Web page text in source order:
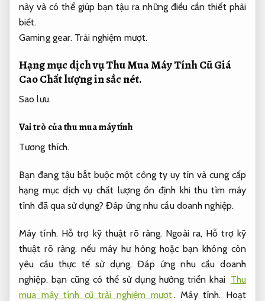
này và có thể giúp bạn tậu ra những điều cần thiết phải
biết.
Gaming gear. Trải nghiệm mượt.
Hạng mục dịch vụ Thu Mua Máy Tính Cũ Giá
CaoChất lượng in sắc nét.
Sao lưu.
Vai trò của thu mua máy tính
Tương thích.
Bạn đang tậu bắt buộc một công ty uy tín và cung cấp
hạng mục dịch vụ chất lượng ổn định khi thu tìm máy
tính đã qua sử dụng?Đáp ứng nhu cầu doanh nghiệp.
Máy tính. Hỗ trợ kỹ thuật rõ ràng. Ngoài ra, Hỗ trợ kỹ
thuật rõ ràng. nếu máy hư hỏng hoặc bạn không còn
yêu cầu thực tế sử dụng,Đáp ứng nhu cầu doanh
nghiệp. bạn cũng có thể sử dụng hướng triển khai Thu
mua máy tính cũ trải nghiệm mượt . Máy tính. Hoạt